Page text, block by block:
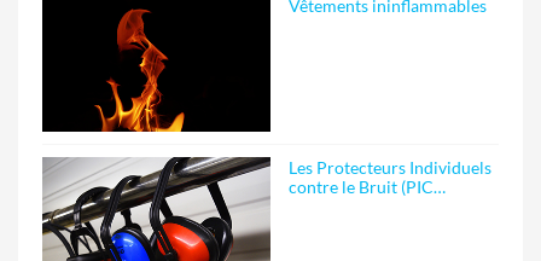
Vêtements ininflammables
Les Protecteurs Individuels
contre le Bruit (PIC…